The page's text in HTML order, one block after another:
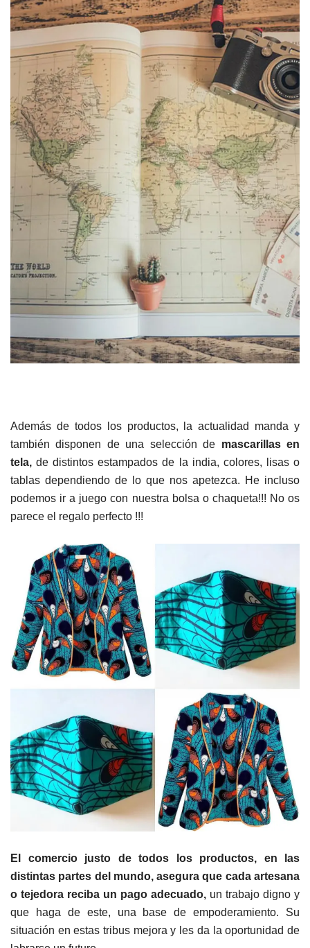
Además de todos los productos, la actualidad manda y
también disponen de una selección de mascarillas en
tela, de distintos estampados de la india, colores, lisas o
tablas dependiendo de lo que nos apetezca. He incluso
podemos ir a juego con nuestra bolsa o chaqueta!!! No os
parece el regalo perfecto !!!
El comercio justo de todos los productos, en las
distintas partes del mundo, asegura que cada artesana
o tejedora reciba un pago adecuado, un trabajo digno y
que haga de este, una base de empoderamiento. Su
situación en estas tribus mejora y les da la oportunidad de